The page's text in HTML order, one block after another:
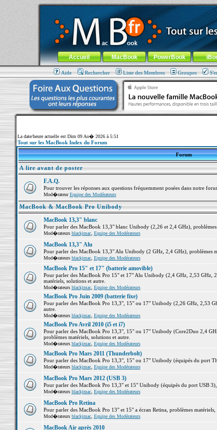
MacBook-fr.com : 100% Apple... 100% nomade !
Aller au contenu-Aller au menu général-Aller au menu de
Menu général
Accueil MacBook PowerBook
Aide Rechercher Liste des Membres Groupes
La date/heure actuelle est Dim 09 Ao� 2026 à 5:51
Tout sur les MacBook Index du Forum
Forum
A lire avant de poster
F.A.Q.
Pour trouver les réponses aux questions fréquemment posées dans notre
Mod�rateurEquipe des Modérateurs
MacBook & MacBook Pro Unibody
MacBook 13,3" blanc
Pour parler des MacBook 13,3" blanc Unibody (2,26 et 2,4 GHz),
Mod�rateurs blackjmac, Equipe des Modérateurs
MacBook 13,3" Alu
Pour parler des MacBook 13,3" Alu Unibody (2 GHz, 2,4 GHz), problèmes
Mod�rateurs blackjmac, Equipe des Modérateurs
MacBook Pro 15" et 17" (batterie amovible)
Pour parler des MacBook Pro 15" et 17" Alu Unibody (2,4 GHz, 2,53 GHz,
matériels, solutions et autre.
Mod�rateurs blackjmac, Equipe des Modérateurs
MacBook Pro Juin 2009 (batterie fixe)
Pour parler des MacBook Pro 13,3", 15" ou 17" Unibody (2,26 GHz, 2,53
autre.
Mod�rateurs blackjmac, Equipe des Modérateurs
MacBook Pro Avril 2010 (i5 et i7)
Pour parler des MacBook Pro 13,3", 15" ou 17" Unibody (Core2Duo 2,4
problèmes matériels, solutions et autre.
Mod�rateurs blackjmac, Equipe des Modérateurs
MacBook Pro Mars 2011 (Thunderbolt)
Pour parler des MacBook Pro 13,3", 15" ou 17" Unibody (équipés du port
Mod�rateurs blackjmac, Equipe des Modérateurs
MacBook Pro Mars 2012 (USB 3)
Pour parler des MacBook Pro 13,3" et 15" Unibody (équipés du port USB
Mod�rateurs blackjmac, Equipe des Modérateurs
MacBook Pro Retina
Pour parler des MacBook Pro 13" et 15" a écran Retina, problèmes matériels,
Mod�rateurs blackjmac, Equipe des Modérateurs
MacBook Air après 2010